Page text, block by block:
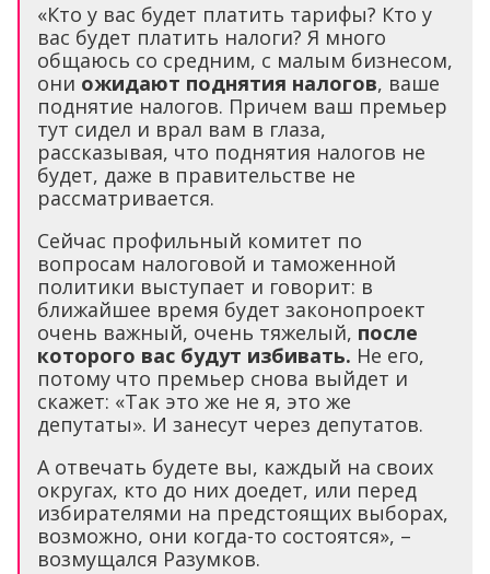
«Кто у вас будет платить тарифы? Кто у
вас будет платить налоги? Я много
общаюсь со средним, с малым бизнесом,
они ожидают поднятия налогов, ваше
поднятие налогов. Причем ваш премьер
тут сидел и врал вам в глаза,
рассказывая, что поднятия налогов не
будет, даже в правительстве не
рассматривается.
Сейчас профильный комитет по
вопросам налоговой и таможенной
политики выступает и говорит: в
ближайшее время будет законопроект
очень важный, очень тяжелый, после
которого вас будут избивать. Не его,
потому что премьер снова выйдет и
скажет: «Так это же не я, это же
депутаты». И занесут через депутатов.
А отвечать будете вы, каждый на своих
округах, кто до них доедет, или перед
избирателями на предстоящих выборах,
возможно, они когда-то состоятся», –
возмущался Разумков.